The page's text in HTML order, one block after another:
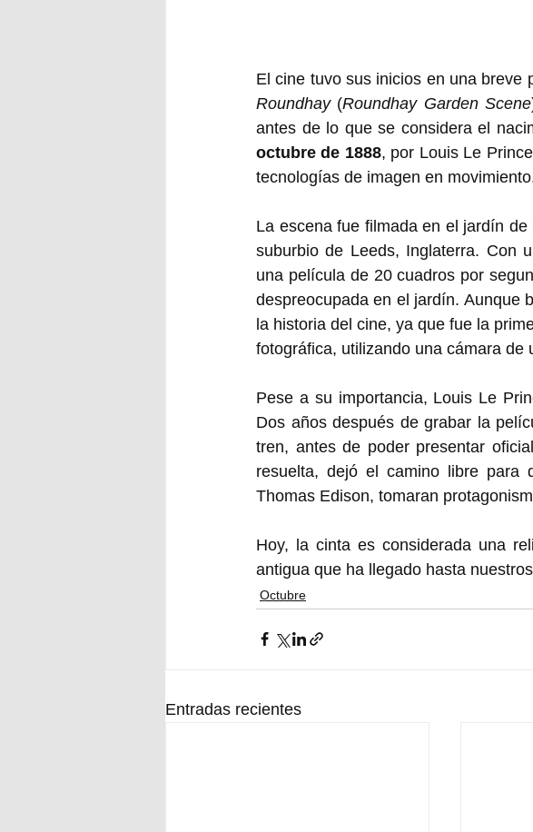
El cine tuvo sus inicios en una breve
Roundhay (Roundhay Garden Scene
antes de lo que se considera el
octubre de 1888, por Louis Le
tecnologías de imagen en
La escena fue filmada en el jardín
suburbio de Leeds, Inglaterra. Con
una película de 20 cuadros por
despreocupada en el jardín. Aunque
la historia del cine, ya que fue la
fotográfica, utilizando una cámara de
Pese a su importancia, Louis Le
Dos años después de grabar la
tren, antes de poder presentar
resuelta, dejó el camino libre para
Thomas Edison, tomaran
Hoy, la cinta es considerada una
antigua que ha llegado hasta
Octubre
Entradas recientes